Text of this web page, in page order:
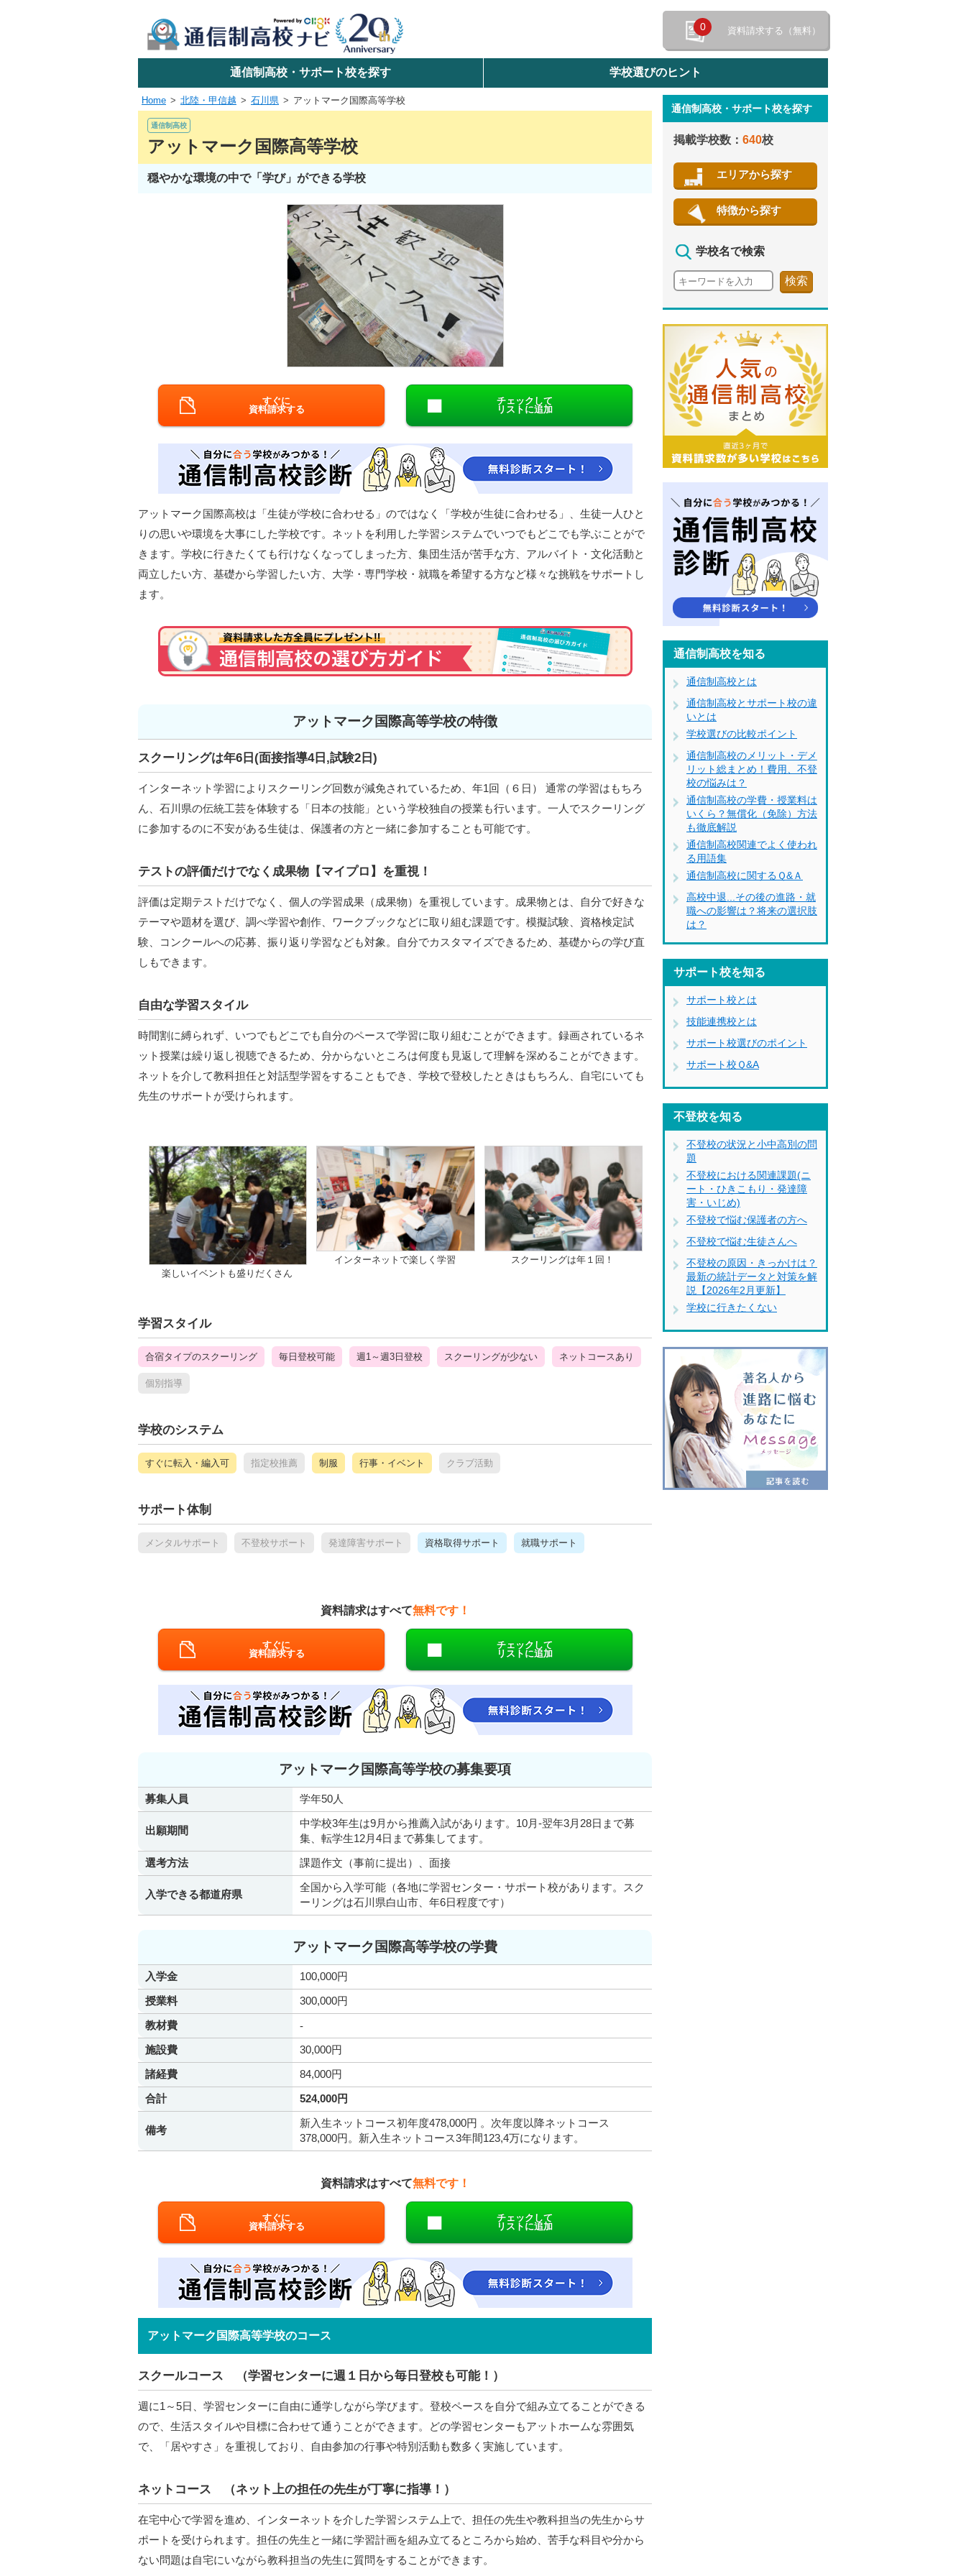
0 資料請求する（無料）
学校名で探す
検索
関東
中国
九州・沖縄
閉じる
通信制高校・サポート校を探す 学校選びのヒント
Home 北陸・甲信越 石川県 アットマーク国際高等学校
通信制高校
アットマーク国際高等学校
穏やかな環境の中で「学び」ができる学校
すぐに
資料請求する
チェックして
リストに追加
アットマーク国際高校は「生徒が学校に合わせる」のではなく「学校が生徒に合わせる」、生徒一人ひと
りの思いや環境を大事にした学校です。ネットを利用した学習システムでいつでもどこでも学ぶことがで
きます。学校に行きたくても行けなくなってしまった方、集団生活が苦手な方、アルバイト・文化活動と
両立したい方、基礎から学習したい方、大学・専門学校・就職を希望する方など様々な挑戦をサポートし
ます。
アットマーク国際高等学校の特徴
スクーリングは年6日(面接指導4日,試験2日)
インターネット学習によりスクーリング回数が減免されているため、年1回（６日） 通常の学習はもちろ
ん、石川県の伝統工芸を体験する「日本の技能」という学校独自の授業も行います。一人でスクーリング
に参加するのに不安がある生徒は、保護者の方と一緒に参加することも可能です。
テストの評価だけでなく成果物【マイプロ】を重視！
評価は定期テストだけでなく、個人の学習成果（成果物）を重視しています。成果物とは、自分で好きな
テーマや題材を選び、調べ学習や創作、ワークブックなどに取り組む課題です。模擬試験、資格検定試
験、コンクールへの応募、振り返り学習なども対象。自分でカスタマイズできるため、基礎からの学び直
しもできます。
自由な学習スタイル
時間割に縛られず、いつでもどこでも自分のペースで学習に取り組むことができます。録画されているネ
ット授業は繰り返し視聴できるため、分からないところは何度も見返して理解を深めることができます。
ネットを介して教科担任と対話型学習をすることもでき、学校で登校したときはもちろん、自宅にいても
先生のサポートが受けられます。
楽しいイベントも盛りだくさん
インターネットで楽しく学習 スクーリングは年１回！
学習スタイル
合宿タイプのスクーリング 毎日登校可能 週1～週3日登校 スクーリングが少ない ネットコースあり
個別指導
学校のシステム
すぐに転入・編入可 指定校推薦 制服 行事・イベント クラブ活動
サポート体制
メンタルサポート 不登校サポート 発達障害サポート 資格取得サポート 就職サポート
資料請求はすべて無料です！
すぐに
資料請求する
チェックして
リストに追加
アットマーク国際高等学校の募集要項
募集人員 学年50人
出願期間
中学校3年生は9月から推薦入試があります。10月-翌年3月28日まで募
集、転学生12月4日まで募集してます。
選考方法
課題作文（事前に提出）、面接
入学できる都道府県
全国から入学可能（各地に学習センター・サポート校があります。スク
ーリングは石川県白山市、年6日程度です）
アットマーク国際高等学校の学費
入学金
100,000円
授業料
300,000円
教材費
-
施設費
30,000円
諸経費
84,000円
合計
524,000円
備考
新入生ネットコース初年度478,000円 。次年度以降ネットコース
378,000円。新入生ネットコース3年間123,4万になります。
資料請求はすべて無料です！
すぐに
資料請求する
チェックして
リストに追加
アットマーク国際高等学校のコース
スクールコース （学習センターに週１日から毎日登校も可能！）
週に1～5日、学習センターに自由に通学しながら学びます。登校ペースを自分で組み立てることができる
ので、生活スタイルや目標に合わせて通うことができます。どの学習センターもアットホームな雰囲気
で、「居やすさ」を重視しており、自由参加の行事や特別活動も数多く実施しています。
ネットコース （ネット上の担任の先生が丁寧に指導！）
在宅中心で学習を進め、インターネットを介した学習システム上で、担任の先生や教科担当の先生からサ
ポートを受けられます。担任の先生と一緒に学習計画を組み立てるところから始め、苦手な科目や分から
ない問題は自宅にいながら教科担当の先生に質問をすることができます。
通信制高校・サポート校を探す
掲載学校数： 640校
エリアから探す
特徴から探す
学校名で検索
通信制高校を知る
通信制高校とは
通信制高校とサポート校の違
いとは
学校選びの比較ポイント
通信制高校のメリット・デメ
リット総まとめ！費用、不登
校の悩みは？
通信制高校の学費・授業料は
いくら？無償化（免除）方法
も徹底解説
通信制高校関連でよく使われ
る用語集
通信制高校に関するＱ&Ａ
高校中退...その後の進路・就
職への影響は？将来の選択肢
は？
サポート校を知る
サポート校とは
技能連携校とは
サポート校選びのポイント
サポート校Ｑ&A
不登校を知る
不登校の状況と小中高別の問
題
不登校における関連課題(ニ
ート・ひきこもり・発達障
害・いじめ)
不登校で悩む保護者の方へ
不登校で悩む生徒さんへ
不登校の原因・きっかけは？
最新の統計データと対策を解
説【2026年2月更新】
学校に行きたくない